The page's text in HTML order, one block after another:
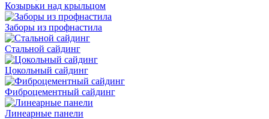
Козырьки над крыльцом
Заборы из профнастила
Стальной сайдинг
Цокольный сайдинг
Фиброцементный сайдинг
Линеарные панели